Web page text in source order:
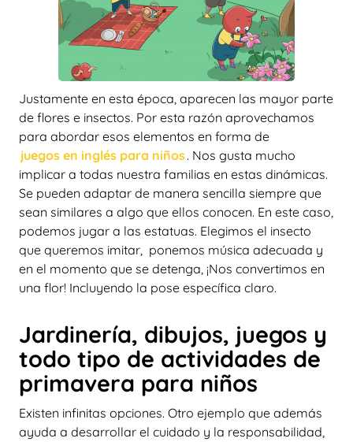
Justamente en esta época, aparecen las mayor parte
de flores e insectos. Por esta razón aprovechamos
para abordar esos elementos en forma de
juegos en inglés para niños. Nos gusta mucho
implicar a todas nuestra familias en estas dinámicas.
Se pueden adaptar de manera sencilla siempre que
sean similares a algo que ellos conocen. En este caso,
podemos jugar a las estatuas. Elegimos el insecto
que queremos imitar, ponemos música adecuada y
en el momento que se detenga, ¡Nos convertimos en
una flor! Incluyendo la pose específica claro.
Jardinería, dibujos, juegos y
todo tipo de actividades de
primavera para niños
Existen infinitas opciones. Otro ejemplo que además
ayuda a desarrollar el cuidado y la responsabilidad,